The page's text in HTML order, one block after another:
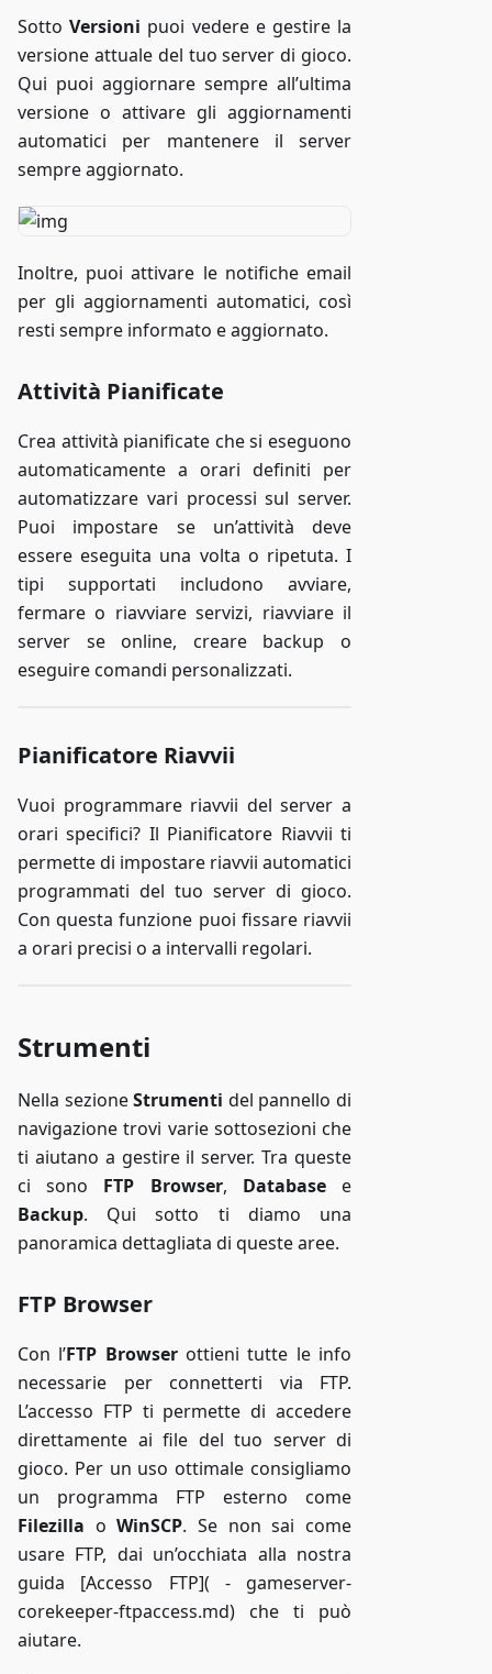
SottoVersioni puoi vedere e gestire la
versione attuale del tuo server di gioco.
Qui puoi aggiornare sempre all’ultima
versione o attivare gli aggiornamenti
automatici per mantenere il server
sempre aggiornato.
Inoltre, puoi attivare le notifiche email
per gli aggiornamenti automatici, così
resti sempre informato e aggiornato.
Attività Pianificate
Crea attività pianificate che si eseguono
automaticamente a orari definiti per
automatizzare vari processi sul server.
Puoi impostare se un’attività deve
essere eseguita una volta o ripetuta. I
tipi supportati includono avviare,
fermare o riavviare servizi, riavviare il
server se online, creare backup o
eseguire comandi personalizzati.
Pianificatore Riavvii
Vuoi programmare riavvii del server a
orari specifici? Il Pianificatore Riavvii ti
permette di impostare riavvii automatici
programmati del tuo server di gioco.
Con questa funzione puoi fissare riavvii
a orari precisi o a intervalli regolari.
Strumenti
Nella sezioneStrumenti del pannello di
navigazione trovi varie sottosezioni che
ti aiutano a gestire il server. Tra queste
ci sono FTP Browser, Databasee
Backup. Qui sotto ti diamo una
panoramica dettagliata di queste aree.
FTP Browser
Con l’FTP Browserottieni tutte le info
necessarie per connetterti via FTP.
L’accesso FTP ti permette di accedere
direttamente ai file del tuo server di
gioco. Per un uso ottimale consigliamo
un programma FTP esterno come
Filezilla oWinSCP. Se non sai come
usare FTP, dai un’occhiata alla nostra
guida [Accesso FTP]( - gameserver-
corekeeper-ftpaccess.md) che ti può
aiutare.